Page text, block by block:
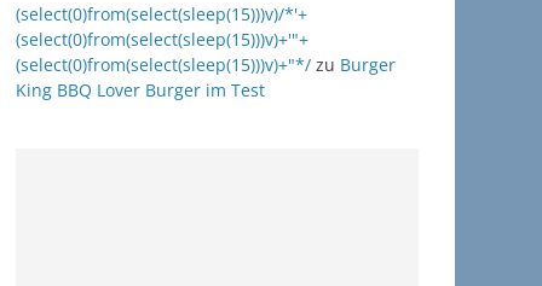
(select(0)from(select(sleep(15)))v)/*'+
(select(0)from(select(sleep(15)))v)+'"+
(select(0)from(select(sleep(15)))v)+"*/ zu Burger
King BBQ Lover Burger im Test